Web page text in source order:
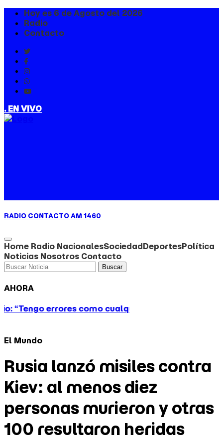
Hoy es 6 de Agosto del 2026
Radio
Contacto
. EN VIVO
RADIO CONTACTO AM 1460
Home Radio NacionalesSociedadDeportesPolítica
Noticias Nosotros Contacto
Buscar
AHORA
como cualquiera” ALERTA
El Mundo
Rusia lanzó misiles contra
Kiev: al menos diez
personas murieron y otras
100 resultaron heridas